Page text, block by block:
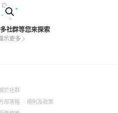
社群等您來探索
示更多
關於社群(Open
部落格
(Open
規則及政策(Open